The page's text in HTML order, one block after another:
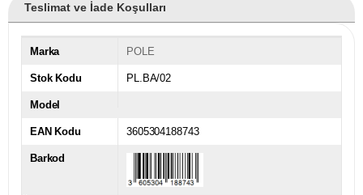
Teslimat ve İade Koşulları
Marka POLE
Stok Kodu PL.BA/02
Model
EAN Kodu 3605304188743
Barkod